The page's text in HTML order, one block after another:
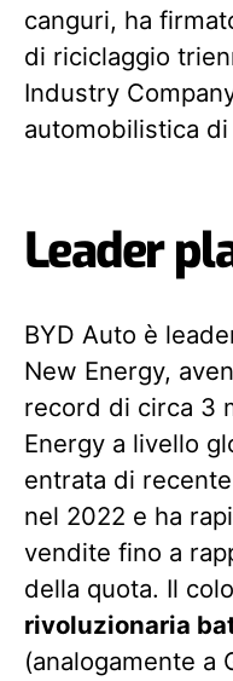
canguri, ha
di riciclaggio
Industry
automobilistica
Leader
BYD Auto è
New Energy,
record di circa 3
Energy a livello
entrata di
nel 2022 e ha
vendite fino a
della quota. Il
rivoluzionaria
(analogamente a